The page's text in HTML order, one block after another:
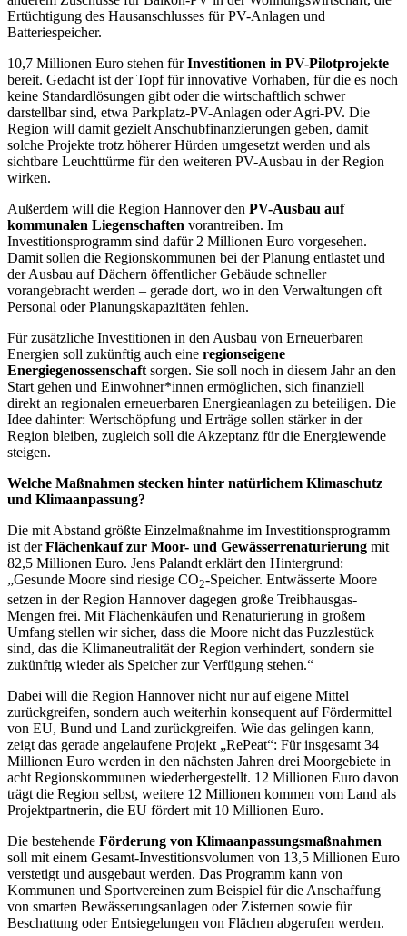
Ertüchtigung des Hausanschlusses für PV-Anlagen und
Batteriespeicher.
10,7 Millionen Euro stehen fürInvestitionen in PV-Pilotprojekte
bereit. Gedacht ist der Topf für innovative Vorhaben, für die es noch
keine Standardlösungen gibt oder die wirtschaftlich schwer
darstellbar sind, etwa Parkplatz-PV-Anlagen oder Agri-PV. Die
Region will damit gezielt Anschubfinanzierungen geben, damit
solche Projekte trotz höherer Hürden umgesetzt werden und als
sichtbare Leuchttürme für den weiteren PV-Ausbau in der Region
wirken.
Außerdem will die Region Hannover den PV-Ausbau auf
kommunalen Liegenschaften vorantreiben. Im
Investitionsprogramm sind dafür 2 Millionen Euro vorgesehen.
Damit sollen die Regionskommunen bei der Planung entlastet und
der Ausbau auf Dächern öffentlicher Gebäude schneller
vorangebracht werden – gerade dort, wo in den Verwaltungen oft
Personal oder Planungskapazitäten fehlen.
Für zusätzliche Investitionen in den Ausbau von Erneuerbaren
Energien soll zukünftig auch eine regionseigene
Energiegenossenschaft sorgen. Sie soll noch in diesem Jahr an den
Start gehen und Einwohner*innen ermöglichen, sich finanziell
direkt an regionalen erneuerbaren Energieanlagen zu beteiligen. Die
Idee dahinter: Wertschöpfung und Erträge sollen stärker in der
Region bleiben, zugleich soll die Akzeptanz für die Energiewende
steigen.
Welche Maßnahmen stecken hinter natürlichem Klimaschutz
und Klimaanpassung?
Die mit Abstand größte Einzelmaßnahme im Investitionsprogramm
ist derFlächenkauf zur Moor- und Gewässerrenaturierung mit
82,5 Millionen Euro. Jens Palandt erklärt den Hintergrund:
„Gesunde Moore sind riesige CO2-Speicher. Entwässerte Moore
setzen in der Region Hannover dagegen große Treibhausgas-
Mengen frei. Mit Flächenkäufen und Renaturierung in großem
Umfang stellen wir sicher, dass die Moore nicht das Puzzlestück
sind, das die Klimaneutralität der Region verhindert, sondern sie
zukünftig wieder als Speicher zur Verfügung stehen.“
Dabei will die Region Hannover nicht nur auf eigene Mittel
zurückgreifen, sondern auch weiterhin konsequent auf Fördermittel
von EU, Bund und Land zurückgreifen. Wie das gelingen kann,
zeigt das gerade angelaufene Projekt „RePeat“: Für insgesamt 34
Millionen Euro werden in den nächsten Jahren drei Moorgebiete in
acht Regionskommunen wiederhergestellt. 12 Millionen Euro davon
trägt die Region selbst, weitere 12 Millionen kommen vom Land als
Projektpartnerin, die EU fördert mit 10 Millionen Euro.
Die bestehende Förderung von Klimaanpassungsmaßnahmen
soll mit einem Gesamt-Investitionsvolumen von 13,5 Millionen Euro
verstetigt und ausgebaut werden. Das Programm kann von
Kommunen und Sportvereinen zum Beispiel für die Anschaffung
von smarten Bewässerungsanlagen oder Zisternen sowie für
Beschattung oder Entsiegelungen von Flächen abgerufen werden.